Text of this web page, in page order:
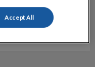
Accept All